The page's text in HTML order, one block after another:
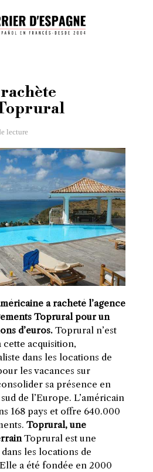
lecture
a racheté l’agence
Toprural pour un
d’euros.Toprural n’est
cette acquisition,
dans les locations de
les vacances sur
sa présence en
de l’Europe. L’américain
168 pays et offre 640.000
Toprural, une
Toprural est une
les locations de
a été fondée en 2000